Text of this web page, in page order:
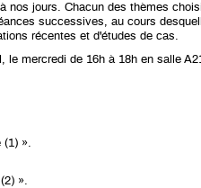
nos jours. Chacun des thèmes
successives, au cours
récentes et d'études de cas.
le mercredi de 16h à 18h en salle
(1) ».
».